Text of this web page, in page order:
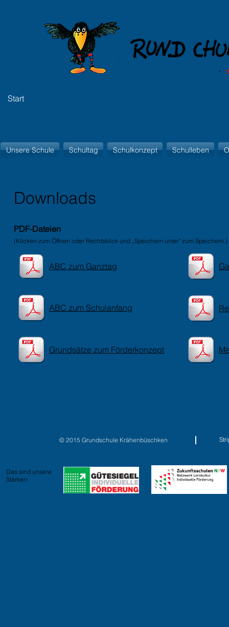
Start
Unsere Schule Schultag Schulkonzept Schulleben
Downloads
PDF-Dateien
(Klicken zum Öffnen oder Rechtsklick und „Speichern unter" zum Speichern.)
ABC zum Ganztag
ABC zum Schulanfang
Grundsätze zum Förderkonzept
© 2015 Grundschule Krähenbüschken
Das sind unsere
Stärken: